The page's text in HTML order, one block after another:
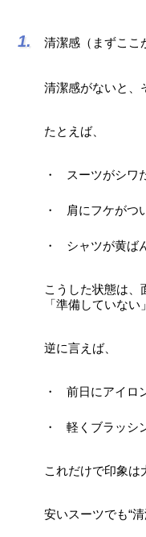
清潔感（まずここ
清潔感がないと、
たとえば、
スーツがシワ
肩にフケがつ
シャツが黄ば
こうした状態は、
「準備していな
逆に言えば、
前日にアイロ
軽くブラッシ
これだけで印象は
安いスーツでも“